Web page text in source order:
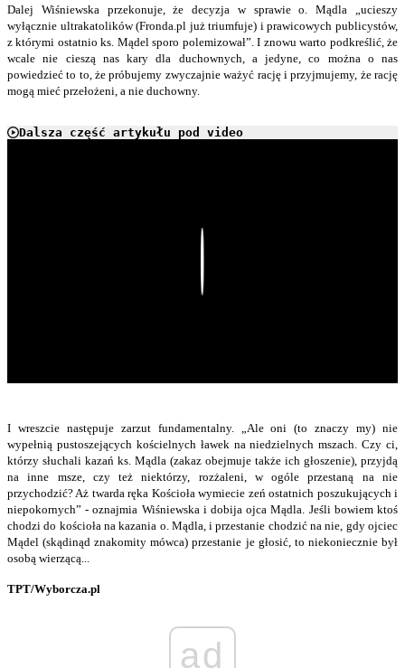
Dalej Wiśniewska przekonuje, że decyzja w sprawie o. Mądla „ucieszy
wyłącznie ultrakatolików (Fronda.pl już triumfuje) i prawicowych publicystów,
z którymi ostatnio ks. Mądel sporo polemizował”. I znowu warto podkreślić, że
wcale nie cieszą nas kary dla duchownych, a jedyne, co można o nas
powiedzieć to to, że próbujemy zwyczajnie ważyć rację i przyjmujemy, że rację
mogą mieć przełożeni, a nie duchowny.
Dalsza część artykułu pod video
I wreszcie następuje zarzut fundamentalny. „Ale oni (to znaczy my) nie
wypełnią pustoszejących kościelnych ławek na niedzielnych mszach. Czy ci,
którzy słuchali kazań ks. Mądla (zakaz obejmuje także ich głoszenie), przyjdą
na inne msze, czy też niektórzy, rozżaleni, w ogóle przestaną na nie
przychodzić? Aż twarda ręka Kościoła wymiecie zeń ostatnich poszukujących i
niepokornych” - oznajmia Wiśniewska i dobija ojca Mądla. Jeśli bowiem ktoś
chodzi do kościoła na kazania o. Mądla, i przestanie chodzić na nie, gdy ojciec
Mądel (skądinąd znakomity mówca) przestanie je głosić, to niekoniecznie był
osobą wierzącą...
TPT/Wyborcza.pl
ad